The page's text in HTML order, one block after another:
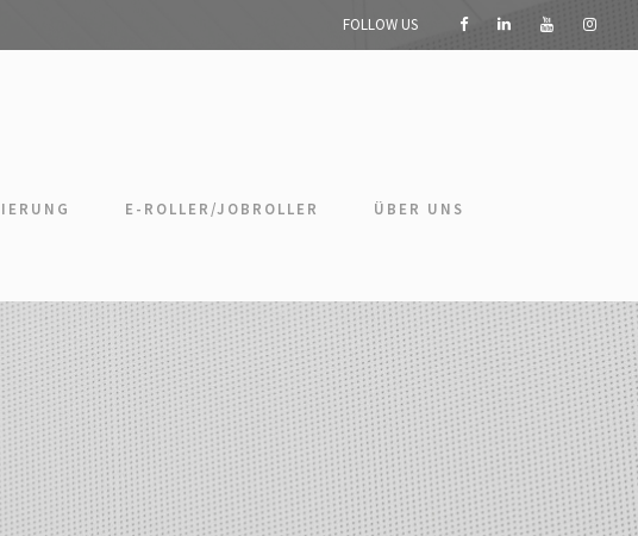
FOLLOW US
E-ROLLER/JOBROLLER
ÜBER UNS